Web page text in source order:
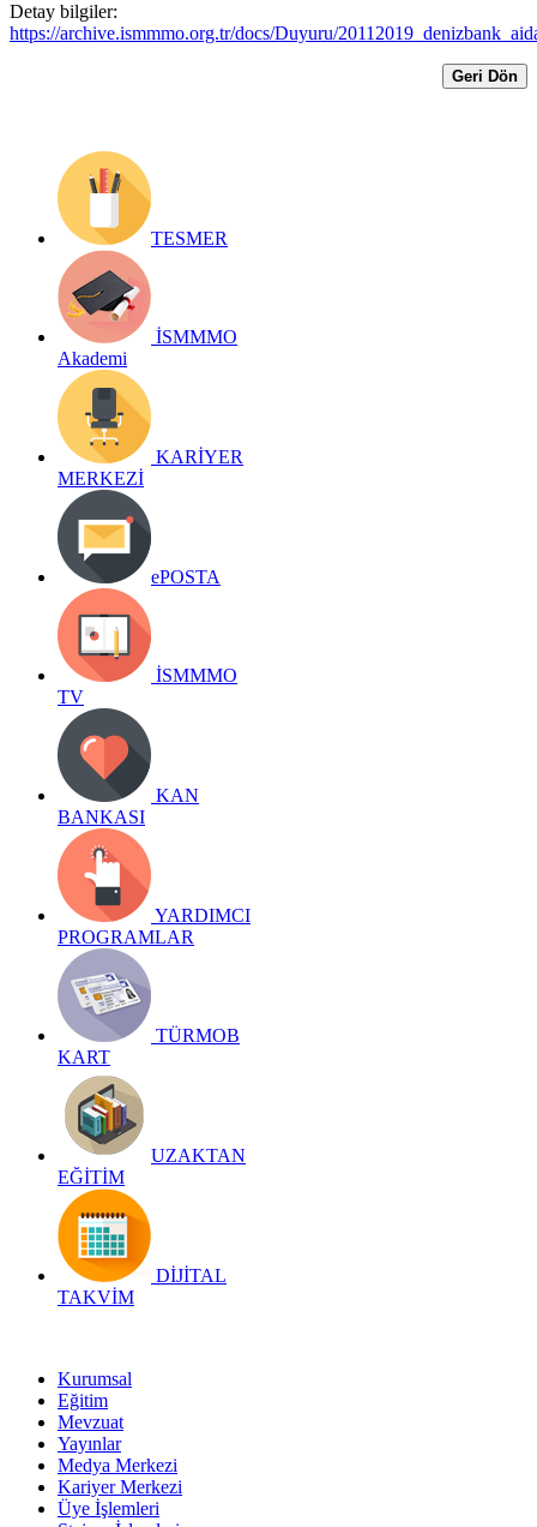
Detay bilgiler:
https://archive.ismmmo.org.tr/docs/Duyuru/
Geri Dön
TESMER
İSMMMO
Akademi
KARİYER
MERKEZİ
ePOSTA
İSMMMO
TV
KAN
BANKASI
YARDIMCI
PROGRAMLAR
TÜRMOB
KART
UZAKTAN
EĞİTİM
DİJİTAL
TAKVİM
Kurumsal
Eğitim
Mevzuat
Yayınlar
Medya Merkezi
Kariyer Merkezi
Üye İşlemleri